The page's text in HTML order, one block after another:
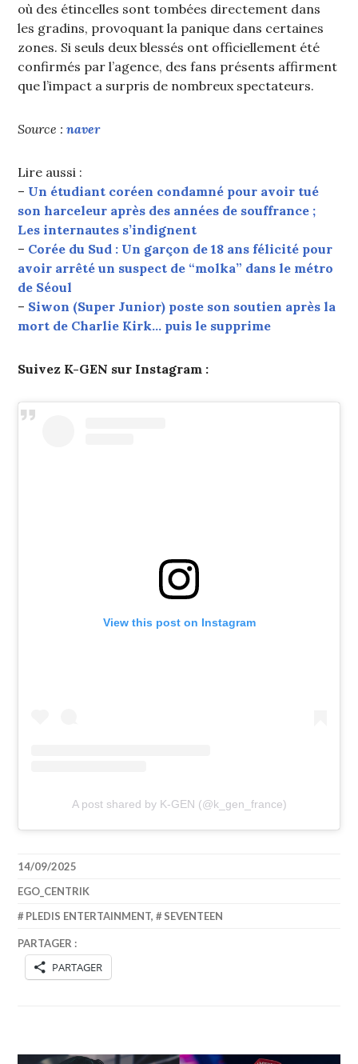
où des étincelles sont tombées directement dans
les gradins, provoquant la panique dans certaines
zones. Si seuls deux blessés ont officiellement été
confirmés par l’agence, des fans présents affirment
que l’impact a surpris de nombreux spectateurs.
Source :naver
Lire aussi :
– Un étudiant coréen condamné pour avoir tué
son harceleur après des années de souffrance ;
Les internautes s’indignent
– Corée du Sud : Un garçon de 18 ans félicité pour
avoir arrêté un suspect de “molka” dans le métro
de Séoul
– Siwon (Super Junior) poste son soutien après la
mort de Charlie Kirk… puis le supprime
Suivez K-GEN sur Instagram :
View this post on Instagram
A post shared by K-GEN (@k_gen_france)
14/09/2025
EGO_CENTRIK
PLEDIS ENTERTAINMENT, SEVENTEEN
PARTAGER :
PARTAGER